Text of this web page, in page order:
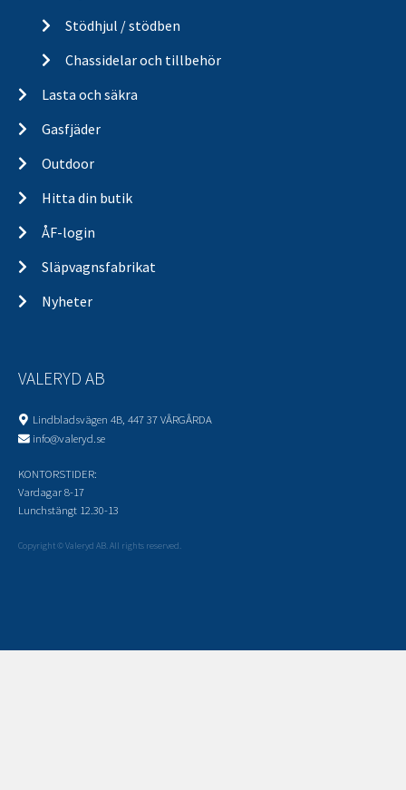
Stödhjul / stödben
Chassidelar och tillbehör
Lasta och säkra
Gasfjäder
Outdoor
Hitta din butik
ÅF-login
Släpvagnsfabrikat
Nyheter
VALERYD AB
Lindbladsvägen 4B, 447 37 VÅRGÅRDA
info@valeryd.se
KONTORSTIDER:
Vardagar 8-17
Lunchstängt 12.30-13
Copyright © Valeryd AB. All rights reserved.